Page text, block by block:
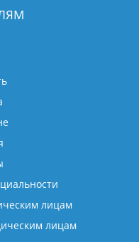
лицам
лицам